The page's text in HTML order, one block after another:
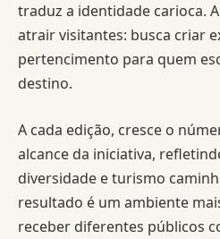
traduz a identidade carioca.
atrair visitantes: busca criar
pertencimento para quem
destino.
A cada edição, cresce o
alcance da iniciativa,
diversidade e turismo
resultado é um ambiente
receber diferentes públicos